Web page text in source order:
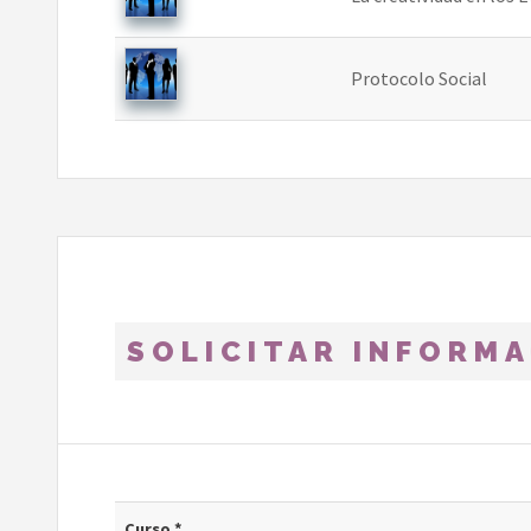
Protocolo Social
SOLICITAR